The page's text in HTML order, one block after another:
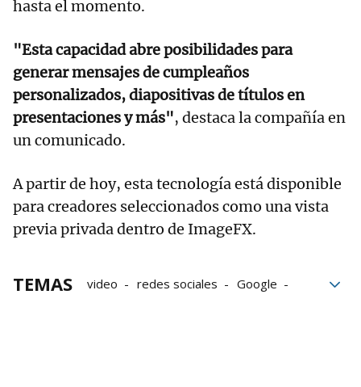
hasta el momento.
"Esta capacidad abre posibilidades para
generar mensajes de cumpleaños
personalizados, diapositivas de títulos en
presentaciones y más", destaca la compañía en
un comunicado.
A partir de hoy, esta tecnología está disponible
para creadores seleccionados como una vista
previa privada dentro de ImageFX.
TEMAS video redes sociales
Google